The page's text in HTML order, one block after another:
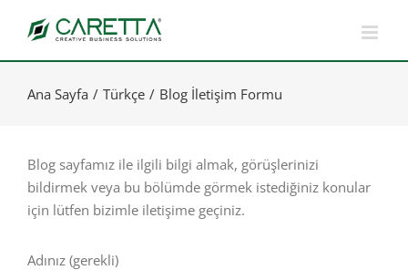
content
Ana Sayfa Türkçe Blog İletişim Formu
Blog sayfamız ile ilgili bilgi almak, görüşlerinizi
bildirmek veya bu bölümde görmek istediğiniz konular
için lütfen bizimle iletişime geçiniz.
Adınız (gerekli)